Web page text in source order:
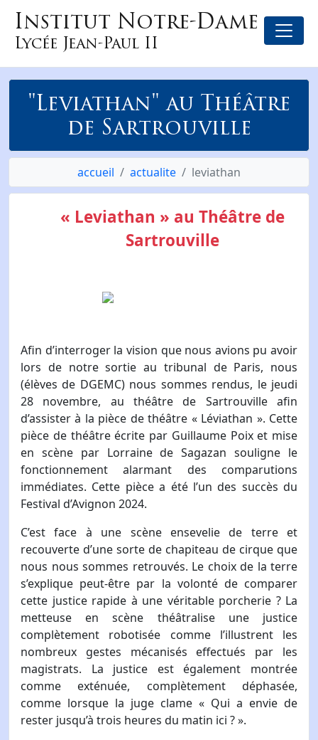
Institut Notre-Dame
Lycée Jean-Paul II
"Leviathan" au Théâtre
de Sartrouville
accueil actualite leviathan
« Leviathan » au Théâtre de
Sartrouville
Afin d’interroger la vision que nous avions pu avoir
lors de notre sortie au tribunal de Paris, nous
(élèves de DGEMC) nous sommes rendus, le jeudi
28 novembre, au théâtre de Sartrouville afin
d’assister à la pièce de théâtre « Léviathan ». Cette
pièce de théâtre écrite par Guillaume Poix et mise
en scène par Lorraine de Sagazan souligne le
fonctionnement alarmant des comparutions
immédiates. Cette pièce a été l’un des succès du
Festival d’Avignon 2024.
C’est face à une scène ensevelie de terre et
recouverte d’une sorte de chapiteau de cirque que
nous nous sommes retrouvés. Le choix de la terre
s’explique peut-être par la volonté de comparer
cette justice rapide à une véritable porcherie ? La
metteuse en scène théâtralise une justice
complètement robotisée comme l’illustrent les
nombreux gestes mécanisés effectués par les
magistrats. La justice est également montrée
comme exténuée, complètement déphasée,
comme lorsque la juge clame « Qui a envie de
rester jusqu’à trois heures du matin ici ? ».